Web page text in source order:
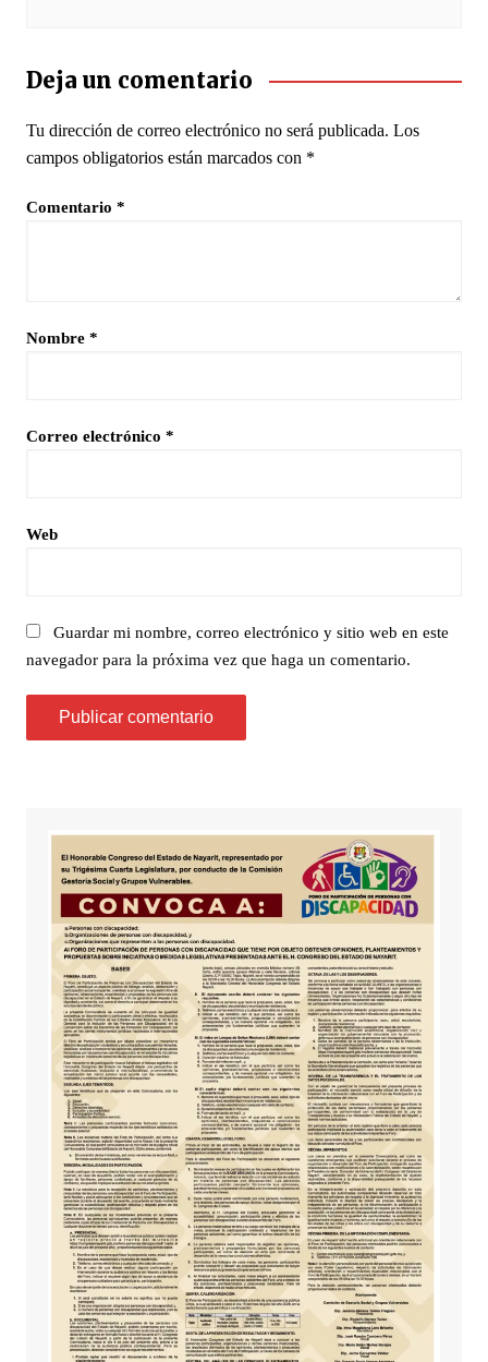
Deja un comentario
Tu dirección de correo electrónico no será publicada. Los
campos obligatorios están marcados con *
Comentario *
Nombre *
Correo electrónico *
Web
Guardar mi nombre, correo electrónico y sitio web en este
navegador para la próxima vez que haga un comentario.